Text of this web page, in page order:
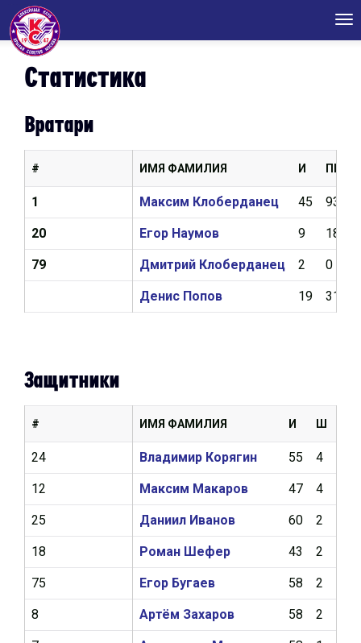
Статистика
Вратари
ИМЯ ФАМИЛИЯ И ПШ
Максим Клоберданец 45 93
Егор Наумов 9 18
Дмитрий Клоберданец 2 0
Денис Попов 19 31
#
1
20
79
Защитники
ИМЯ ФАМИЛИЯ И Ш
Владимир Корягин 55 4
Максим Макаров 47 4
Даниил Иванов 60 2
Роман Шефер 43 2
Егор Бугаев 58 2
Артём Захаров 58 2
#
24
12
25
18
75
8